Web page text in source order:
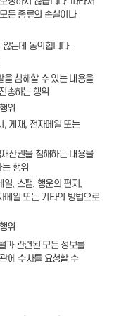
든 종류의 손실이나
는데 동의합니다.
침해할 수 있는 내용을
송하는 행위
위
, 게재, 전자메일 또는
산권을 침해하는 내용을
행위
, 스팸, 행운의 편지,
메일 또는 기타의 방법으로
위
과 관련된 모든 정보를
에 수사를 요청할 수